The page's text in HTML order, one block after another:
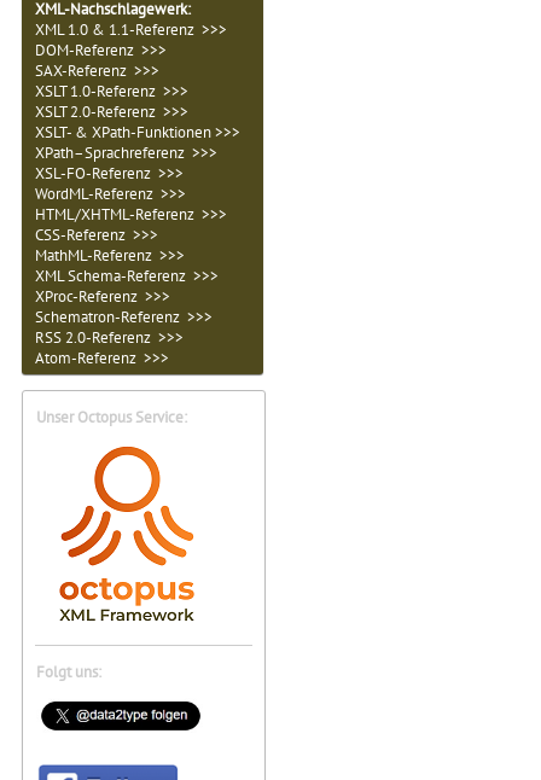
XML-Nachschlagewerk:
XML 1.0 & 1.1-Referenz >>>
DOM-Referenz >>>
SAX-Referenz >>>
XSLT 1.0-Referenz >>>
XSLT 2.0-Referenz >>>
XSLT- & XPath-Funktionen >>>
XPath–Sprachreferenz >>>
XSL-FO-Referenz >>>
WordML-Referenz >>>
HTML/XHTML-Referenz >>>
CSS-Referenz >>>
MathML-Referenz >>>
XML Schema-Referenz >>>
XProc-Referenz >>>
Schematron-Referenz >>>
RSS 2.0-Referenz >>>
Atom-Referenz >>>
Unser Octopus Service:
Folgt uns: